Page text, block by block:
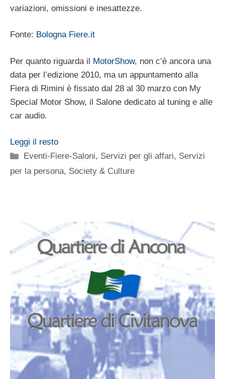
variazioni, omissioni e inesattezze.
Fonte: Bologna Fiere.it
Per quanto riguarda il MotorShow, non c’è ancora una
data per l’edizione 2010, ma un appuntamento alla
Fiera di Rimini è fissato dal 28 al 30 marzo con My
Special Motor Show, il Salone dedicato al tuning e alle
car audio.
Leggi il resto
Categorie
Eventi-Fiere-Saloni, Servizi per gli affari, Servizi
per la persona, Society & Culture